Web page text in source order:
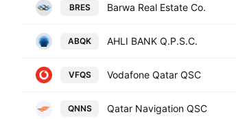
BRES Barwa Real Estate Co.
ABQK AHLI BANK Q.P.S.C.
VFQS Vodafone Qatar QSC
QNNS Qatar Navigation QSC